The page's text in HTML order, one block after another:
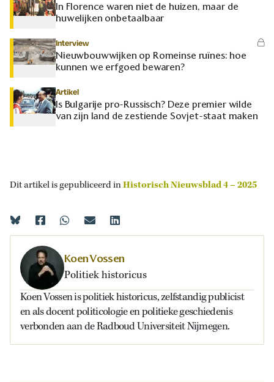
In Florence waren niet de huizen, maar de
huwelijken onbetaalbaar
Interview
Nieuwbouwwijken op Romeinse ruïnes: hoe
kunnen we erfgoed bewaren?
Artikel
Is Bulgarije pro-Russisch? Deze premier wilde
van zijn land de zestiende Sovjet-staat maken
Dit artikel is gepubliceerd inHistorisch Nieuwsblad 4 – 2025
Koen Vossen
Politiek historicus
Koen Vossen is politiek historicus, zelfstandig publicist
en als docent politicologie en politieke geschiedenis
verbonden aan de Radboud Universiteit Nijmegen.